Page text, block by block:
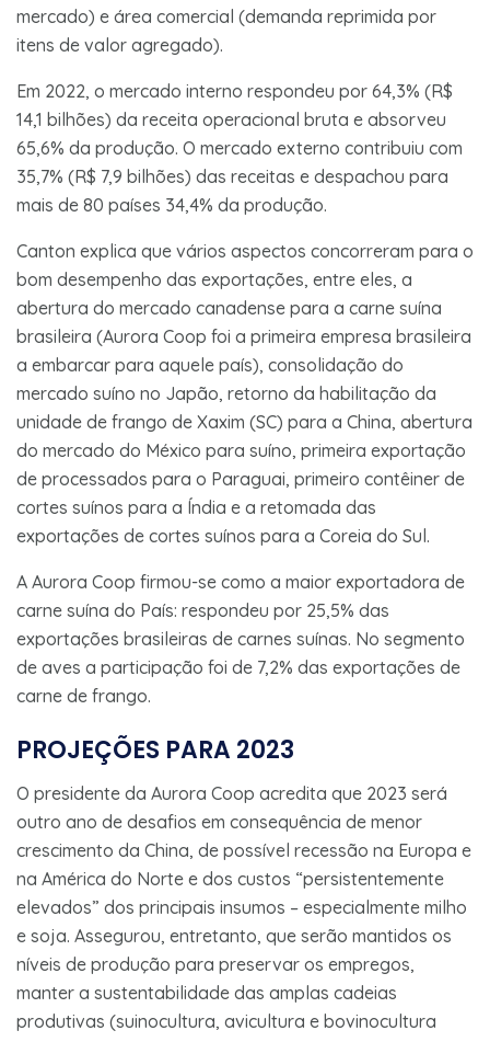
mercado) e área comercial (demanda reprimida por
itens de valor agregado).
Em 2022, o mercado interno respondeu por 64,3% (R$
14,1 bilhões) da receita operacional bruta e absorveu
65,6% da produção. O mercado externo contribuiu com
35,7% (R$ 7,9 bilhões) das receitas e despachou para
mais de 80 países 34,4% da produção.
Canton explica que vários aspectos concorreram para o
bom desempenho das exportações, entre eles, a
abertura do mercado canadense para a carne suína
brasileira (Aurora Coop foi a primeira empresa brasileira
a embarcar para aquele país), consolidação do
mercado suíno no Japão, retorno da habilitação da
unidade de frango de Xaxim (SC) para a China, abertura
do mercado do México para suíno, primeira exportação
de processados para o Paraguai, primeiro contêiner de
cortes suínos para a Índia e a retomada das
exportações de cortes suínos para a Coreia do Sul.
A Aurora Coop firmou-se como a maior exportadora de
carne suína do País: respondeu por 25,5% das
exportações brasileiras de carnes suínas. No segmento
de aves a participação foi de 7,2% das exportações de
carne de frango.
PROJEÇÕES PARA 2023
O presidente da Aurora Coop acredita que 2023 será
outro ano de desafios em consequência de menor
crescimento da China, de possível recessão na Europa e
na América do Norte e dos custos “persistentemente
elevados” dos principais insumos – especialmente milho
e soja. Assegurou, entretanto, que serão mantidos os
níveis de produção para preservar os empregos,
manter a sustentabilidade das amplas cadeias
produtivas (suinocultura, avicultura e bovinocultura